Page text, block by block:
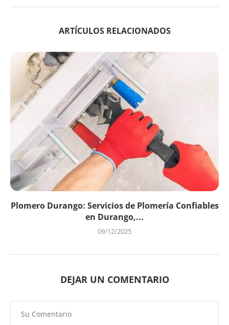
ARTÍCULOS RELACIONADOS
Plomero Durango: Servicios de Plomería Confiables
en Durango,...
09/12/2025
DEJAR UN COMENTARIO